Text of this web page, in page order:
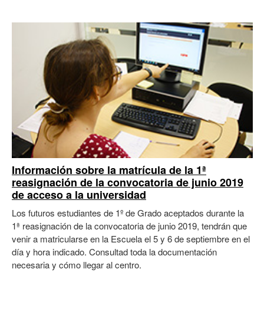
Información sobre la matrícula de la 1ª
reasignación de la convocatoria de junio 2019
de acceso a la universidad
Los futuros estudiantes de 1º de Grado aceptados durante la
1ª reasignación de la convocatoria de junio 2019, tendrán que
venir a matricularse en la Escuela el 5 y 6 de septiembre en el
día y hora indicado. Consultad toda la documentación
necesaria y cómo llegar al centro.